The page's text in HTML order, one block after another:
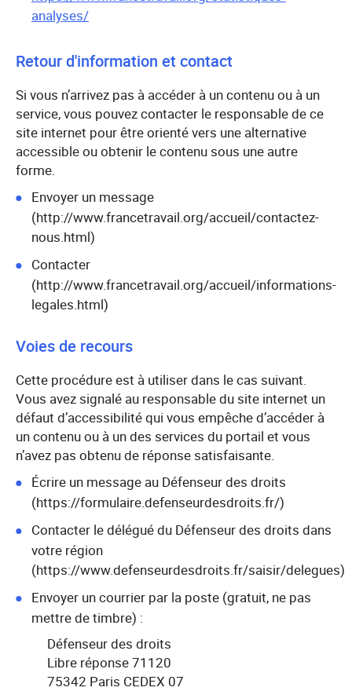
analyses/
Retour d'information et contact
Si vous n’arrivez pas à accéder à un contenu ou à un
service, vous pouvez contacter le responsable de ce
site internet pour être orienté vers une alternative
accessible ou obtenir le contenu sous une autre
forme.
Envoyer un message
(http://www.francetravail.org/accueil/contactez-
nous.html)
Contacter
(http://www.francetravail.org/accueil/informations-
legales.html)
Voies de recours
Cette procédure est à utiliser dans le cas suivant.
Vous avez signalé au responsable du site internet un
défaut d’accessibilité qui vous empêche d’accéder à
un contenu ou à un des services du portail et vous
n’avez pas obtenu de réponse satisfaisante.
Écrire un message au Défenseur des droits
(https://formulaire.defenseurdesdroits.fr/)
Contacter le délégué du Défenseur des droits dans
votre région
(https://www.defenseurdesdroits.fr/saisir/delegues)
Envoyer un courrier par la poste (gratuit, ne pas
mettre de timbre) :
Défenseur des droits
Libre réponse 71120
75342 Paris CEDEX 07